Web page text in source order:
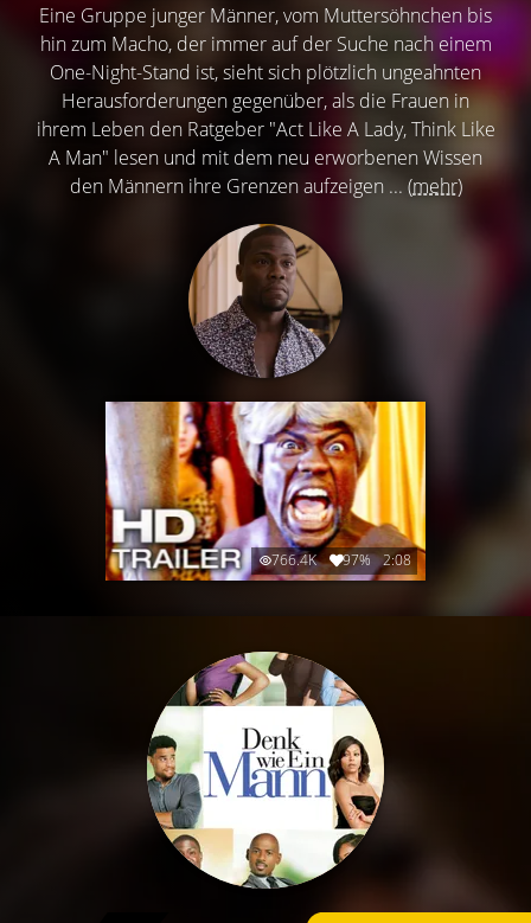
Eine Gruppe junger Männer, vom Muttersöhnchen bis
hin zum Macho, der immer auf der Suche nach einem
One-Night-Stand ist, sieht sich plötzlich ungeahnten
Herausforderungen gegenüber, als die Frauen in
ihrem Leben den Ratgeber "Act Like A Lady, Think Like
A Man" lesen und mit dem neu erworbenen Wissen
den Männern ihre Grenzen aufzeigen ... (mehr)
766.4K 97% 2:08